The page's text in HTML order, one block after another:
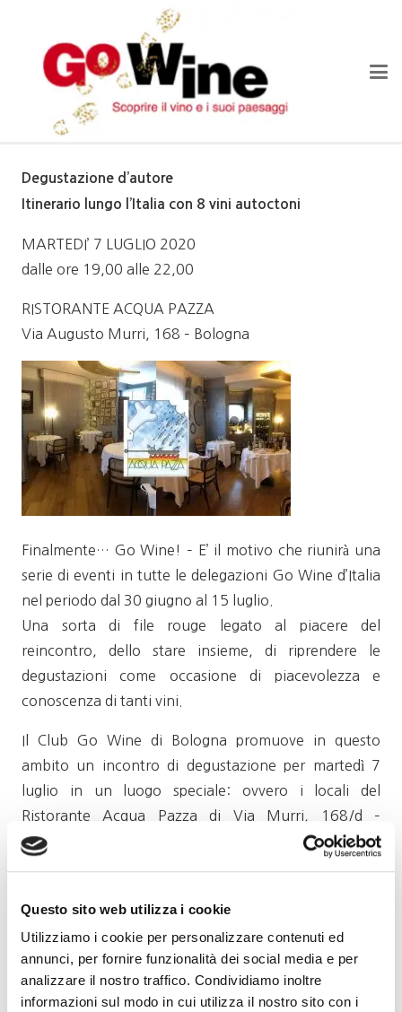
Questo sito web utilizza i cookie
Utilizziamo i cookie per personalizzare contenuti ed
annunci, per fornire funzionalità dei social media e per
analizzare il nostro traffico. Condividiamo inoltre
informazioni sul modo in cui utilizza il nostro sito con i
Degustazione d’autore
Itinerario lungo l’Italia con 8 vini autoctoni
MARTEDI’ 7 LUGLIO 2020
dalle ore 19,00 alle 22,00
RISTORANTE ACQUA PAZZA
Via Augusto Murri, 168 – Bologna
Finalmente… Go Wine! – E’ il motivo che riunirà una
serie di eventi in tutte le delegazioni Go Wine d’Italia
nel periodo dal 30 giugno al 15 luglio.
Una sorta di file rouge legato al piacere del
reincontro, dello stare insieme, di riprendere le
degustazioni come occasione di piacevolezza e
conoscenza di tanti vini.
Il Club Go Wine di Bologna promuove in questo
ambito un incontro di degustazione per martedì 7
luglio in un luogo speciale: ovvero i locali del
Ristorante Acqua Pazza di Via Murri, 168/d –
Bologna, condotto da Francesco Carboni, delegato